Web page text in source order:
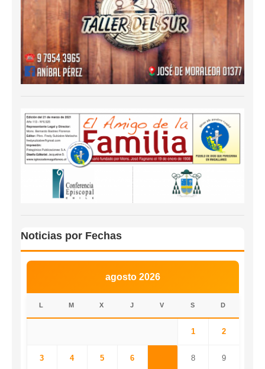
Noticias por Fechas
agosto 2026
L M X J V S D
1 2
3 4 5 6 8 9